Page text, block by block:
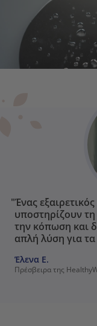
"Ένας
υποστηρίζουν
την κόπωση και
απλή λύση για
Έλενα Ε.
Πρέσβειρα της